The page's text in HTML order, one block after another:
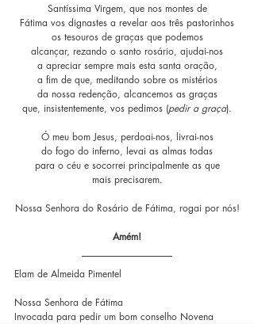
Santíssima Virgem, que nos montes de
Fátima vos dignastes a revelar aos três pastorinhos
os tesouros de graças que podemos
alcançar, rezando o santo rosário, ajudai-nos
a apreciar sempre mais esta santa oração,
a fim de que, meditando sobre os mistérios
da nossa redenção, alcancemos as graças
que, insistentemente, vos pedimos (pedir a graça).
Ó meu bom Jesus, perdoai-nos, livrai-nos
do fogo do inferno, levai as almas todas
para o céu e socorrei principalmente as que
mais precisarem.
Nossa Senhora do Rosário de Fátima, rogai por nós!
Amém!
Elam de Almeida Pimentel
Nossa Senhora de Fátima
Invocada para pedir um bom conselho Novena